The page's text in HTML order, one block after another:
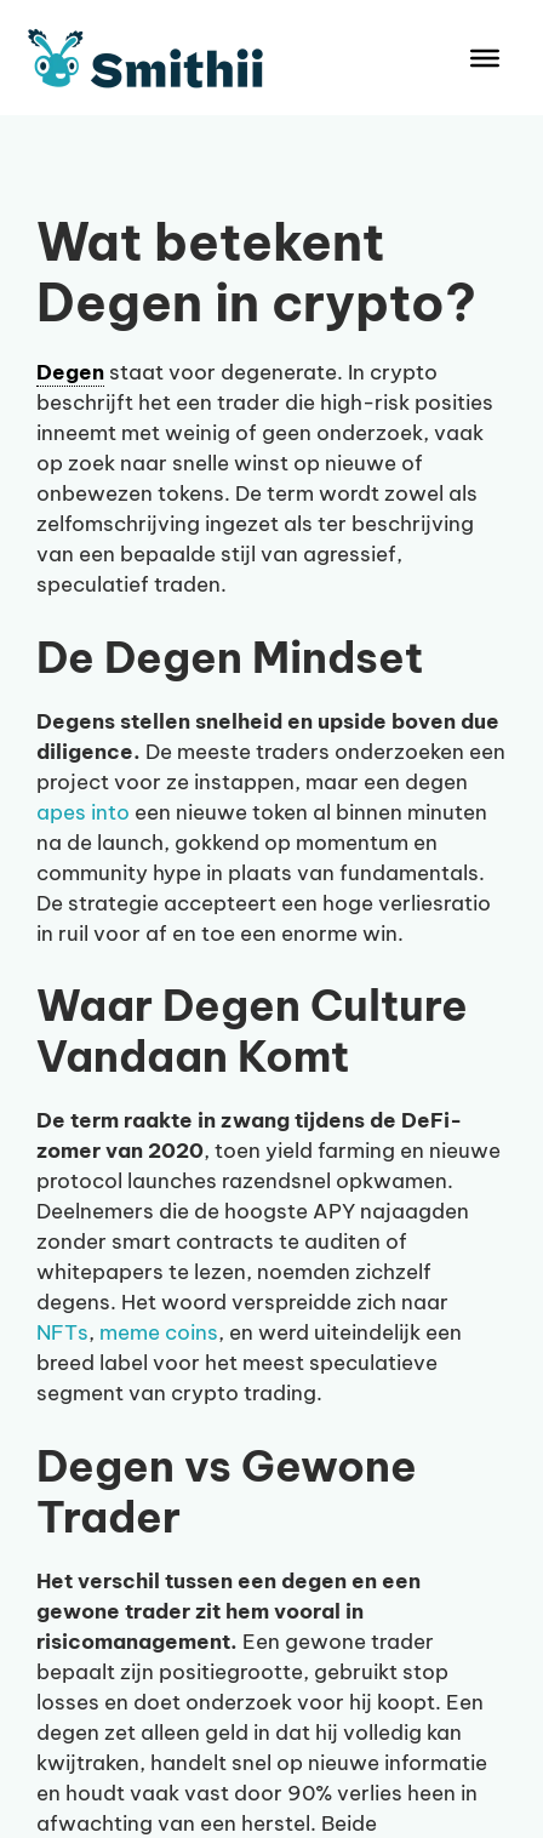
naar
Wat betekent
Degen in crypto?
Degen staat voor degenerate. In crypto
beschrijft het een trader die high-risk posities
inneemt met weinig of geen onderzoek, vaak
op zoek naar snelle winst op nieuwe of
onbewezen tokens. De term wordt zowel als
zelfomschrijving ingezet als ter beschrijving
van een bepaalde stijl van agressief,
speculatief traden.
De Degen Mindset
Degens stellen snelheid en upside boven due
diligence. De meeste traders onderzoeken een
project voor ze instappen, maar een degen
apes into een nieuwe token al binnen minuten
na de launch, gokkend op momentum en
community hype in plaats van fundamentals.
De strategie accepteert een hoge verliesratio
in ruil voor af en toe een enorme win.
Waar Degen Culture
Vandaan Komt
De term raakte in zwang tijdens de DeFi-
zomer van 2020, toen yield farming en nieuwe
protocol launches razendsnel opkwamen.
Deelnemers die de hoogste APY najaagden
zonder smart contracts te auditen of
whitepapers te lezen, noemden zichzelf
degens. Het woord verspreidde zich naar
NFTs, meme coins, en werd uiteindelijk een
breed label voor het meest speculatieve
segment van crypto trading.
Degen vs Gewone
Trader
Het verschil tussen een degen en een
gewone trader zit hem vooral in
risicomanagement. Een gewone trader
bepaalt zijn positiegrootte, gebruikt stop
losses en doet onderzoek voor hij koopt. Een
degen zet alleen geld in dat hij volledig kan
kwijtraken, handelt snel op nieuwe informatie
en houdt vaak vast door 90% verlies heen in
afwachting van een herstel. Beide